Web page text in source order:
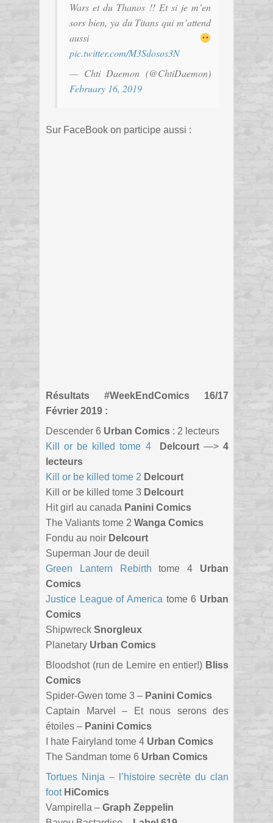
Wars et du Thanos !! Et si je m’en
sors bien, ya du Titans qui m’attend
aussi
pic.twitter.com/M3Sdosos3N
— Chti Daemon (@ChtiDaemon)
February 16, 2019
Sur FaceBook on participe aussi :
Résultats #WeekEndComics 16/17
Février 2019 :
Descender 6 Urban Comics : 2 lecteurs
Kill or be killed tome 4
Delcourt—>4
lecteurs
Kill or be killed tome 2 Delcourt
Kill or be killed tome 3 Delcourt
Hit girl au canada Panini Comics
The Valiants tome 2 Wanga Comics
Fondu au noir Delcourt
Superman Jour de deuil
Green Lantern Rebirth tome 4 Urban
Comics
Justice League of America tome 6 Urban
Comics
Shipwreck Snorgleux
Planetary Urban Comics
Bloodshot (run de Lemire en entier!) Bliss
Comics
Spider-Gwen tome 3 – Panini Comics
Captain Marvel – Et nous serons des
étoiles – Panini Comics
I hate Fairyland tome 4 Urban Comics
The Sandman tome 6 Urban Comics
Tortues Ninja – l’histoire secrète du clan
foot HiComics
Vampirella – Graph Zeppelin